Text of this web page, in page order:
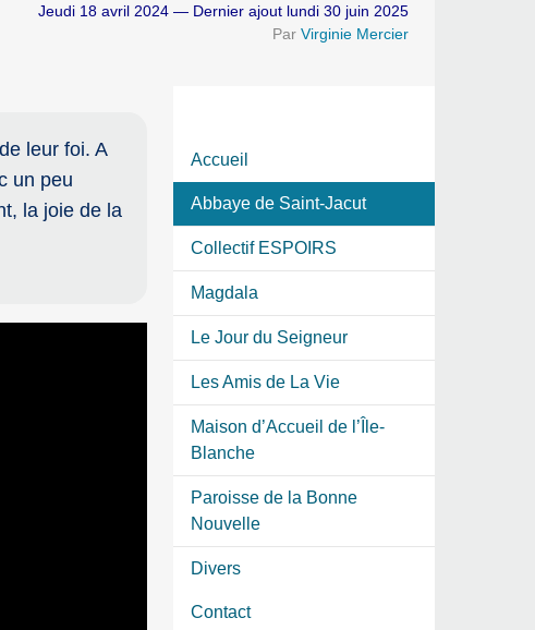
Jeudi 18 avril 2024 — Dernier ajout lundi 30 juin 2025
Par Virginie Mercier
leur foi. A
un peu
la joie de la
Accueil
Abbaye de Saint-Jacut
Collectif ESPOIRS
Magdala
Le Jour du Seigneur
Les Amis de La Vie
Maison d’Accueil de l’Île-
Blanche
Paroisse de la Bonne
Nouvelle
Divers
Contact